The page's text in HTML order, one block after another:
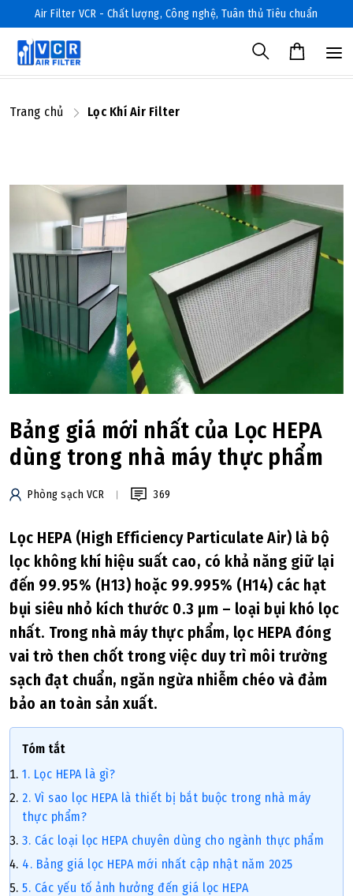
Air Filter VCR - Chất lượng, Công nghệ, Tuân thủ Tiêu chuẩn
Trang chủ Lọc Khí Air Filter
Bảng giá mới nhất của Lọc HEPA
dùng trong nhà máy thực phẩm
Phòng sạch VCR 369
Lọc HEPA (High Efficiency Particulate Air) là bộ
lọc không khí hiệu suất cao, có khả năng giữ lại
đến 99.95% (H13) hoặc 99.995% (H14) các hạt
bụi siêu nhỏ kích thước 0.3 μm – loại bụi khó lọc
nhất. Trong nhà máy thực phẩm, lọc HEPA đóng
vai trò then chốt trong việc duy trì môi trường
sạch đạt chuẩn, ngăn ngừa nhiễm chéo và đảm
bảo an toàn sản xuất.
Tóm tắt
1. Lọc HEPA là gì?
2. Vì sao lọc HEPA là thiết bị bắt buộc trong nhà máy
thực phẩm?
3. Các loại lọc HEPA chuyên dùng cho ngành thực phẩm
4. Bảng giá lọc HEPA mới nhất cập nhật năm 2025
5. Các yếu tố ảnh hưởng đến giá lọc HEPA